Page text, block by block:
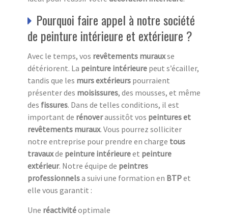
Pourquoi faire appel à notre société
de peinture intérieure et extérieure ?
Avec le temps, vos revêtements murauxse
détériorent. La peinture intérieure peut s’écailler,
tandis que les murs extérieurs pourraient
présenter des moisissures, des mousses, et même
des fissures. Dans de telles conditions, il est
important de rénoveraussitôt vos peintures et
revêtements muraux. Vous pourrez solliciter
notre entreprise pour prendre en charge tous
travauxde peinture intérieureet peinture
extérieur. Notre équipe de peintres
professionnelsa suivi une formation en BTPet
elle vous garantit :
Une réactivitéoptimale